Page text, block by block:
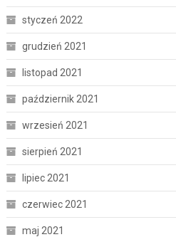
styczeń 2022
grudzień 2021
listopad 2021
październik 2021
wrzesień 2021
sierpień 2021
lipiec 2021
czerwiec 2021
maj 2021